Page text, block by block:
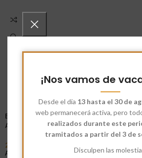
¡Nos vamos de
Desde el día 13 hasta el 30 de
web permanecerá activa, pero
realizados durante este
tramitados a partir del 3 de
Disculpen las
Espaguetis Integrales con
Algas 250g
2,90
Añadir Al Carrito